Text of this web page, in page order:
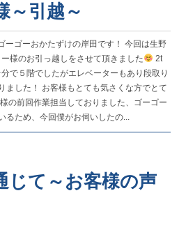
～引越～
ーゴーおかたずけの岸田です！ 今回は生野
様のお引っ越しをさせて頂きました
2t
分で５階でしたがエレベーターもあり段取り
ました！ お客様もとても気さくな方でとて
の前回作業担当しておりました、ゴーゴー
るため、今回僕がお伺いしたの...
じて～お客様の声